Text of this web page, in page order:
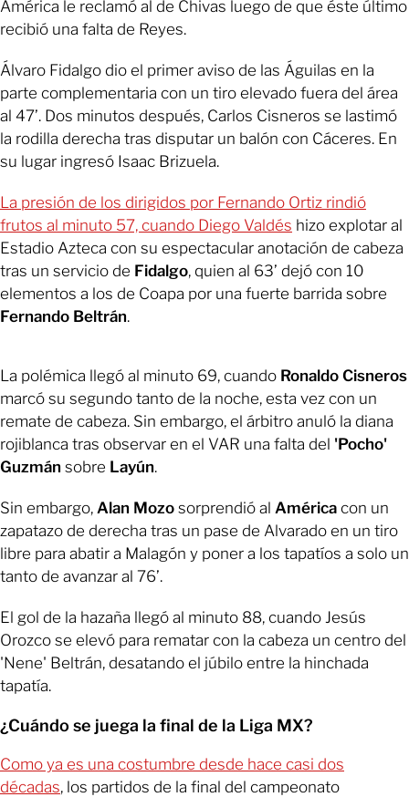
América le reclamó al de Chivas luego de que éste último
recibió una falta de Reyes.
Álvaro Fidalgo dio el primer aviso de las Águilas en la
parte complementaria con un tiro elevado fuera del área
al 47’. Dos minutos después, Carlos Cisneros se lastimó
la rodilla derecha tras disputar un balón con Cáceres. En
su lugar ingresó Isaac Brizuela.
La presión de los dirigidos por Fernando Ortiz rindió
frutos al minuto 57, cuando Diego Valdés hizo explotar al
Estadio Azteca con su espectacular anotación de cabeza
tras un servicio de Fidalgo, quien al 63’ dejó con 10
elementos a los de Coapa por una fuerte barrida sobre
Fernando Beltrán.
La polémica llegó al minuto 69, cuando Ronaldo Cisneros
marcó su segundo tanto de la noche, esta vez con un
remate de cabeza. Sin embargo, el árbitro anuló la diana
rojiblanca tras observar en el VAR una falta del 'Pocho'
Guzmán sobre Layún.
Sin embargo, Alan Mozo sorprendió al América con un
zapatazo de derecha tras un pase de Alvarado en un tiro
libre para abatir a Malagón y poner a los tapatíos a solo un
tanto de avanzar al 76’.
El gol de la hazaña llegó al minuto 88, cuando Jesús
Orozco se elevó para rematar con la cabeza un centro del
'Nene' Beltrán, desatando el júbilo entre la hinchada
tapatía.
¿Cuándo se juega la final de la Liga MX?
Como ya es una costumbre desde hace casi dos
décadas, los partidos de la final del campeonato